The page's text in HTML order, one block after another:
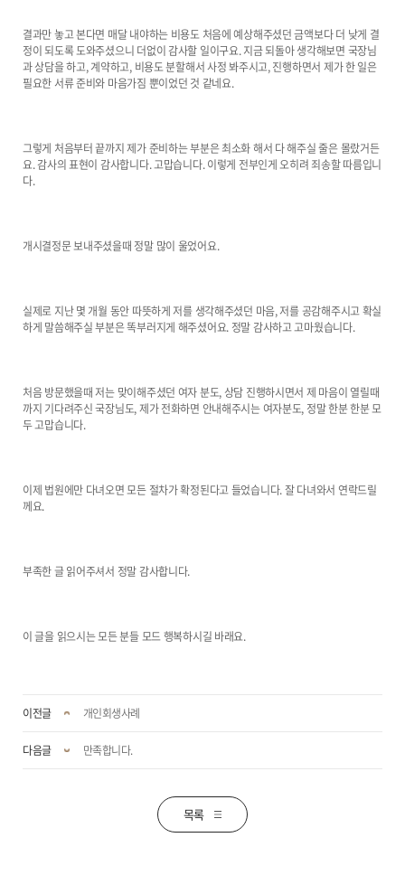
결과만 놓고 본다면 매달 내야하는 비용도 처음에 예상해주셨던 금액보다 더 낮게 결
정이 되도록 도와주셨으니 더없이 감사할 일이구요. 지금 되돌아 생각해보면 국장님
과 상담을 하고, 계약하고, 비용도 분할해서 사정 봐주시고, 진행하면서 제가 한 일은
필요한 서류 준비와 마음가짐 뿐이었던 것 같네요.
그렇게 처음부터 끝까지 제가 준비하는 부분은 최소화 해서 다 해주실 줄은 몰랐거든
요. 감사의 표현이 감사합니다. 고맙습니다. 이렇게 전부인게 오히려 죄송할 따름입니
다.
개시결정문 보내주셨을때 정말 많이 울었어요.
실제로 지난 몇 개월 동안 따뜻하게 저를 생각해주셨던 마음, 저를 공감해주시고 확실
하게 말씀해주실 부분은 똑부러지게 해주셨어요. 정말 감사하고 고마웠습니다.
처음 방문했을때 저는 맞이해주셨던 여자 분도, 상담 진행하시면서 제 마음이 열릴때
까지 기다려주신 국장님도, 제가 전화하면 안내해주시는 여자분도, 정말 한분 한분 모
두 고맙습니다.
이제 법원에만 다녀오면 모든 절차가 확정된다고 들었습니다. 잘 다녀와서 연락드릴
께요.
부족한 글 읽어주셔서 정말 감사합니다.
이 글을 읽으시는 모든 분들 모드 행복하시길 바래요.
이전글 개인회생사례
다음글 만족합니다.
목록